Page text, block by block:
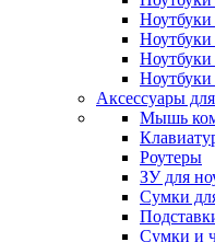
Ноутбуки
Ноутбуки
Аксессуары
Мышь
Роутеры
ЗУ для
Сумки
Сумки и